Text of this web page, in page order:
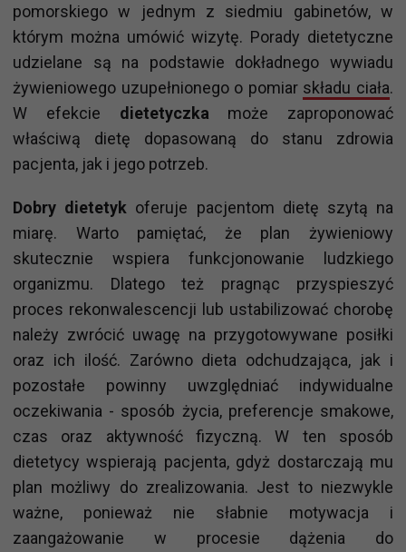
pomorskiego w jednym z siedmiu gabinetów, w
którym można umówić wizytę. Porady dietetyczne
udzielane są na podstawie dokładnego wywiadu
żywieniowego uzupełnionego o pomiar składu ciała.
W efekcie dietetyczka może zaproponować
właściwą dietę dopasowaną do stanu zdrowia
pacjenta, jak i jego potrzeb.
Dobry dietetyk oferuje pacjentom dietę szytą na
miarę. Warto pamiętać, że plan żywieniowy
skutecznie wspiera funkcjonowanie ludzkiego
organizmu. Dlatego też pragnąc przyspieszyć
proces rekonwalescencji lub ustabilizować chorobę
należy zwrócić uwagę na przygotowywane posiłki
oraz ich ilość. Zarówno dieta odchudzająca, jak i
pozostałe powinny uwzględniać indywidualne
oczekiwania - sposób życia, preferencje smakowe,
czas oraz aktywność fizyczną. W ten sposób
dietetycy wspierają pacjenta, gdyż dostarczają mu
plan możliwy do zrealizowania. Jest to niezwykle
ważne, ponieważ nie słabnie motywacja i
zaangażowanie w procesie dążenia do